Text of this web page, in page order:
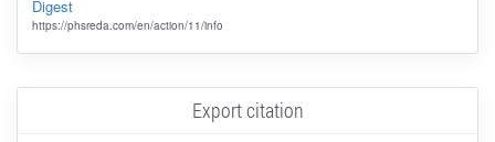
Digest
https://phsreda.com/en/action/11/info
Export citation